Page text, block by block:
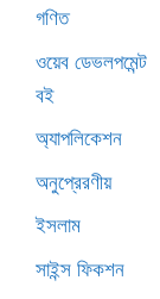
গণিত
ওয়েব ডেভলপমেন্ট
বই
অ্যাপলিকেশন
অনুপ্রেরণীয়
ইসলাম
সাইন্স ফিকশন